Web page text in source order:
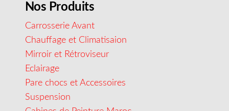
Nos Produits
Carrosserie Avant
Chauffage et Climatisaion
Mirroir et Rétroviseur
Eclairage
Pare chocs et Accessoires
Suspension